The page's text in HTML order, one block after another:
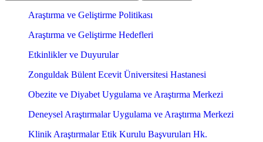
Araştırma ve Geliştirme Politikası
Araştırma ve Geliştirme Hedefleri
Etkinlikler ve Duyurular
Zonguldak Bülent Ecevit Üniversitesi Hastanesi
Obezite ve Diyabet Uygulama ve Araştırma Merkezi
Deneysel Araştırmalar Uygulama ve Araştırma Merkezi
Klinik Araştırmalar Etik Kurulu Başvuruları Hk.